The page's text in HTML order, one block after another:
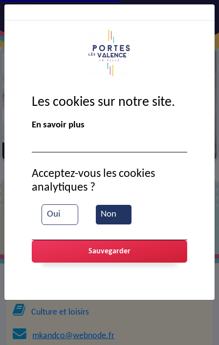
> Contact >KMYTA Michel
M. Michel KMYTA
Culture et loisirs
mkandco@webnode.fr
Les cookies sur notre site.
En savoir plus
Oui Non
Acceptez-vous les cookies
analytiques ?
Sauvegarder